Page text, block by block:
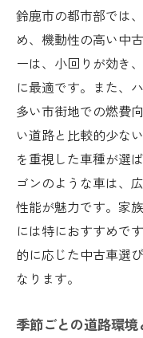
鈴鹿市の都市部では
め、機動性の高い中
ーは、小回りが効き
に最適です。また、
多い市街地での燃費
い道路と比較的少な
を重視した車種が選
ゴンのような車は、
性能が魅力です。家
には特におすすめで
的に応じた中古車選
なります。
季節ごとの道路環境